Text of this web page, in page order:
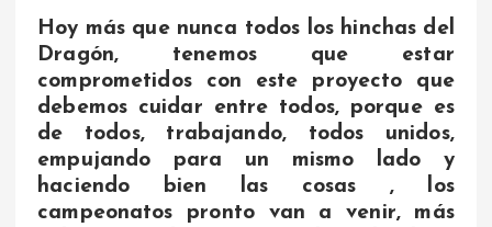
Hoy más que nunca todos los hinchas del
Dragón, tenemos que estar
comprometidos con este proyecto que
debemos cuidar entre todos, porque es
de todos, trabajando, todos unidos,
empujando para un mismo lado y
haciendo bien las cosas , los
campeonatos pronto van a venir, más